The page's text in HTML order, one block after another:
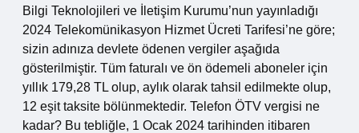
Bilgi Teknolojileri ve İletişim Kurumu’nun yayınladığı
2024 Telekomünikasyon Hizmet Ücreti Tarifesi’ne göre;
sizin adınıza devlete ödenen vergiler aşağıda
gösterilmiştir. Tüm faturalı ve ön ödemeli aboneler için
yıllık 179,28 TL olup, aylık olarak tahsil edilmekte olup,
12 eşit taksite bölünmektedir. Telefon ÖTV vergisi ne
kadar? Bu tebliğle, 1 Ocak 2024 tarihinden itibaren